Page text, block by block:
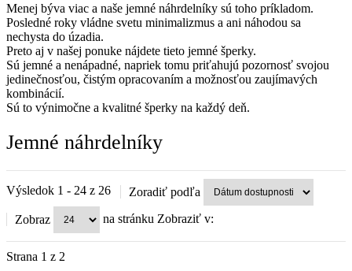
Menej býva viac a naše jemné náhrdelníky sú toho príkladom.
Posledné roky vládne svetu minimalizmus a ani náhodou sa
nechysta do úzadia.
Preto aj v našej ponuke nájdete tieto jemné šperky.
Sú jemné a nenápadné, napriek tomu priťahujú pozornosť svojou
jedinečnosťou, čistým opracovaním a možnosťou zaujímavých
kombinácií.
Sú to výnimočne a kvalitné šperky na každý deň.
Jemné náhrdelníky
Výsledok 1 - 24 z 26 Zoradiť podľa
Zobraz na stránku Zobraziť v:
Strana 1 z 2